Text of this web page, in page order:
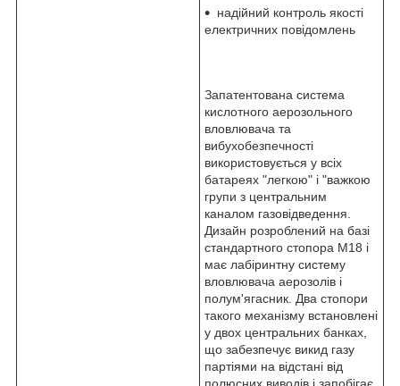
надійний контроль якості
електричних повідомлень
Запатентована система
кислотного аерозольного
вловлювача та
вибухобезпечності
використовується у всіх
батареях "легкою" і "важкою
групи з центральним
каналом газовідведення.
Дизайн розроблений на базі
стандартного стопора M18 і
має лабіринтну систему
вловлювача аерозолів і
полум'ягасник. Два стопори
такого механізму встановлені
у двох центральних банках,
що забезпечує викид газу
партіями на відстані від
полюсних виводів і запобігає